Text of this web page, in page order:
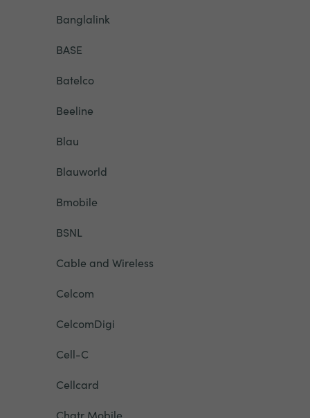
Banglalink
BASE
Batelco
Beeline
Blau
Blauworld
Bmobile
BSNL
Cable and Wireless
Celcom
CelcomDigi
Cell-C
Cellcard
Chatr Mobile